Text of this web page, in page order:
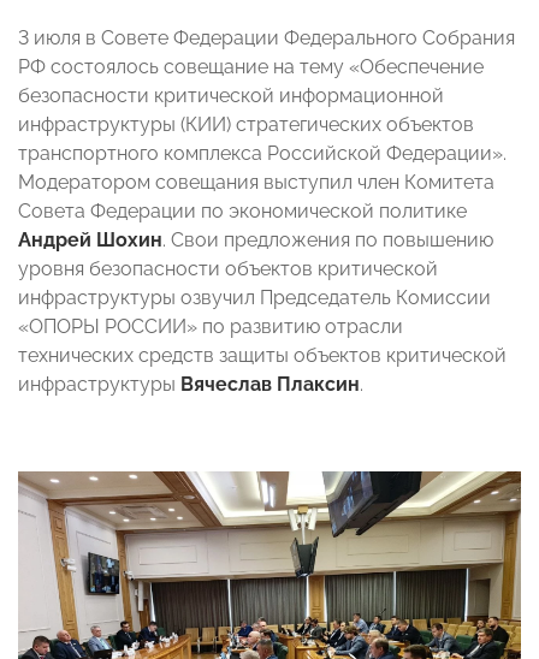
3 июля в Совете Федерации Федерального Собрания
РФ состоялось совещание на тему «Обеспечение
безопасности критической информационной
инфраструктуры (КИИ) стратегических объектов
транспортного комплекса Российской Федерации».
Модератором совещания выступил член Комитета
Совета Федерации по экономической политике
Андрей Шохин. Свои предложения по повышению
уровня безопасности объектов критической
инфраструктуры озвучил Председатель Комиссии
«ОПОРЫ РОССИИ» по развитию отрасли
технических средств защиты объектов критической
инфраструктуры Вячеслав Плаксин.